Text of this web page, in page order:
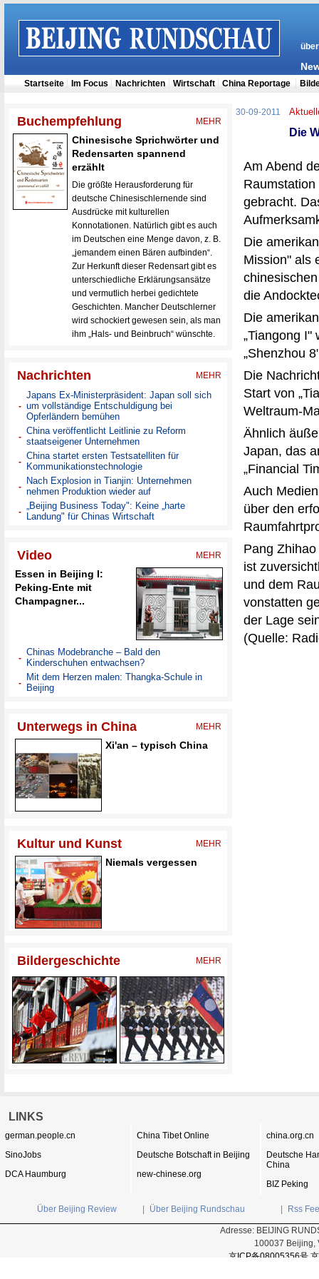
30-09-2011
Die
Am Abend
gebracht.
Die
Mission" als
die
Die
„Tiangong I"
„Shenzhou
Die
Start von
Weltraum-
Ähnlich
Japan, das
„Financial
Auch
über den
Pang
ist
und dem
vonstatten
der Lage
(Quelle: